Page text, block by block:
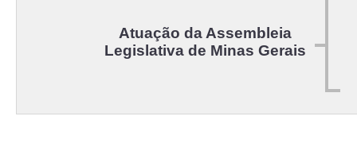
Atuação da Assembleia
Legislativa de Minas Gerais